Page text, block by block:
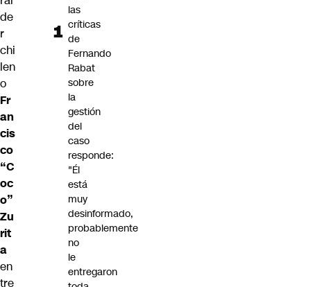
de
r
chi
len
o
Fr
an
cis
co
“C
oc
o”
Zu
rit
a
en
tre
las
críticas
de
Fernando
Rabat
sobre
la
gestión
del
caso
responde:
"Él
está
muy
desinformado,
probablemente
no
le
entregaron